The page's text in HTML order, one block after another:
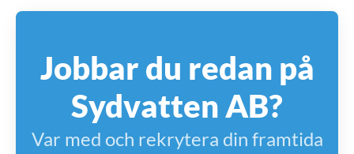
Jobbar du redan på
Sydvatten AB?
Var med och rekrytera din framtida